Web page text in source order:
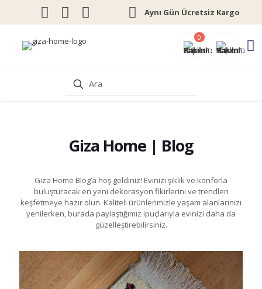
Aynı Gün Ücretsiz Kargo
0
Giza Home | Blog
Giza Home Blog’a hoş geldiniz! Evinizi şıklık ve konforla
buluşturacak en yeni dekorasyon fikirlerini ve trendleri
keşfetmeye hazır olun. Kaliteli ürünlerimizle yaşam alanlarınızı
yenilerken, burada paylaştığımız ipuçlarıyla evinizi daha da
güzelleştirebilirsiniz.